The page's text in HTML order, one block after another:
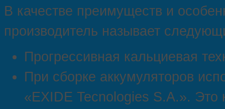
В качестве преимуществ и
производитель называет
Прогрессивная кальциевая
При сборке аккумуляторов
«EXIDE Tecnologies S.A.». Это